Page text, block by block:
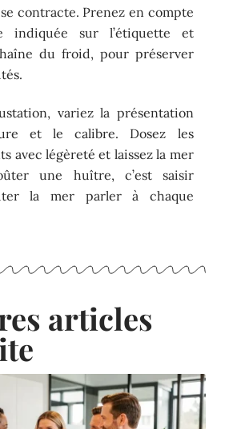
contracte. Prenez en compte
indiquée sur l’étiquette et
du froid, pour préserver
variez la présentation
et le calibre. Dosez les
avec légèreté et laissez la mer
une huître, c’est saisir
la mer parler à chaque
articles